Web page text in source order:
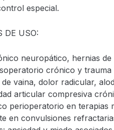
especial.
DE USO:
neuropático, hernias de
crónico y trauma
vaina, dolor radicular,
articular compresiva
perioperatorio en terapias
en convulsiones